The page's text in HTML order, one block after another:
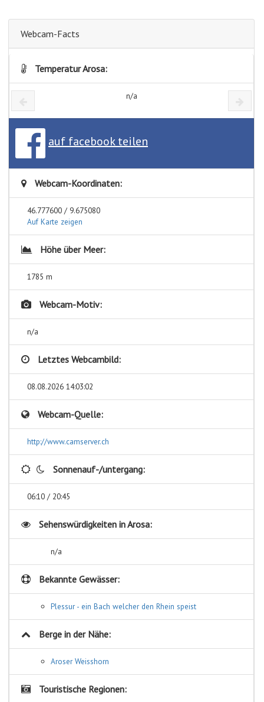
Webcam-Facts
Temperatur Arosa:
n/a
auf facebook teilen
Webcam-Koordinaten:
46.777600 / 9.675080
Auf Karte zeigen
Höhe über Meer:
1785 m
Webcam-Motiv:
n/a
Letztes Webcambild:
08.08.2026 14:03:02
Webcam-Quelle:
http://www.camserver.ch
Sonnenauf-/untergang:
06:10 / 20:45
Sehenswürdigkeiten inArosa:
n/a
Bekannte Gewässer:
Plessur - ein Bach welcher den Rhein speist
Berge in der Nähe:
Aroser Weisshorn
Touristische Regionen: